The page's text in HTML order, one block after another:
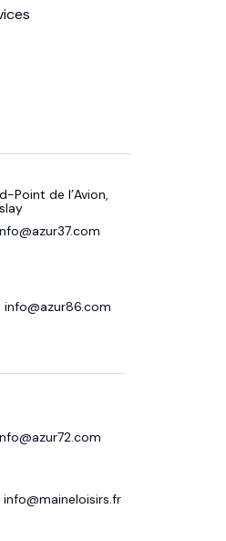
Point de l’Avion,
info@azur86.com
info@maineloisirs.fr